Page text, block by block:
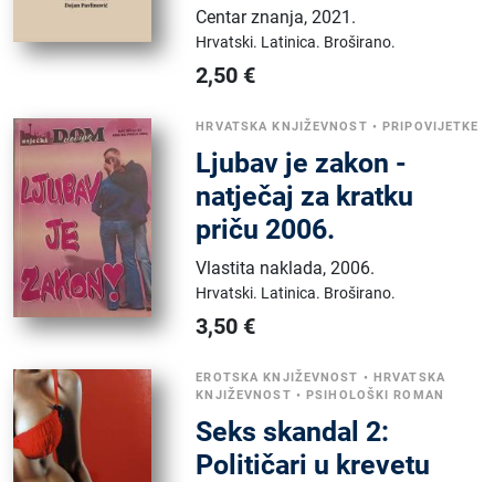
Centar znanja,2021.
Hrvatski. Latinica. Broširano.
2,50 €
HRVATSKA KNJIŽEVNOST •PRIPOVIJETKE
Ljubav je zakon -
natječaj za kratku
priču 2006.
Vlastita naklada,2006.
Hrvatski. Latinica. Broširano.
3,50 €
EROTSKA KNJIŽEVNOST • HRVATSKA
KNJIŽEVNOST •PSIHOLOŠKI ROMAN
Seks skandal 2:
Političari u krevetu